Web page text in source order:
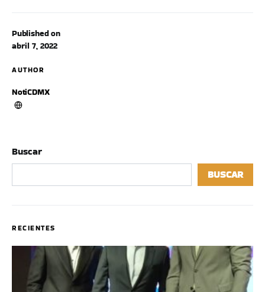
Published on
abril 7, 2022
AUTHOR
NotiCDMX
Buscar
BUSCAR
RECIENTES